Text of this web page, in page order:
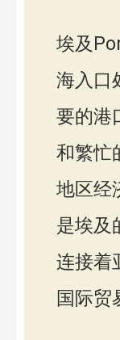
埃及
海入口
要的港
和繁忙
地区经
是埃及
连接着
国际贸